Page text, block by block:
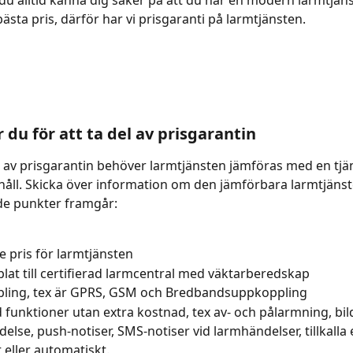
pris, därför har vi prisgaranti på larmtjänsten.
du för att ta del av prisgarantin
av prisgarantin behöver larmtjänsten jämföras med en
Skicka över information om den jämförbara
punkter framgår:
pris för larmtjänsten
till certifierad larmcentral med väktarberedskap
tex är GPRS, GSM och Bredbandsuppkoppling
funktioner utan extra kostnad, tex av- och pålarmning,
push-notiser, SMS-notiser vid larmhändelser,